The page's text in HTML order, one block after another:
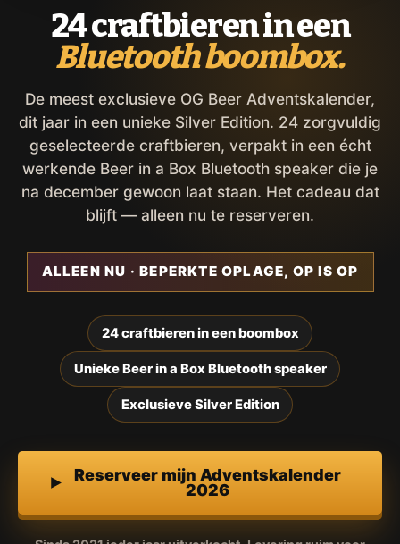
24 craftbieren in een
Bluetooth boombox.
De meest exclusieve OG Beer Adventskalender,
dit jaar in een unieke Silver Edition. 24 zorgvuldig
geselecteerde craftbieren, verpakt in een écht
werkende Beer in a Box Bluetooth speaker die je
na december gewoon laat staan. Het cadeau dat
blijft — alleen nu te reserveren.
ALLEEN NU · BEPERKTE OPLAGE, OP IS OP
24 craftbieren in een boombox
Unieke Beer in a Box Bluetooth speaker
Exclusieve Silver Edition
Reserveer mijn Adventskalender
2026